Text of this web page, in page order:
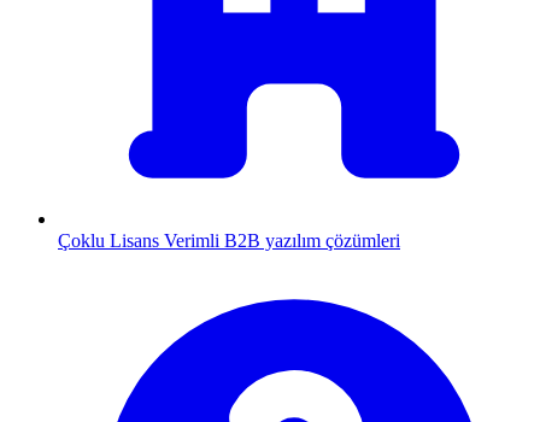
Çoklu Lisans Verimli B2B yazılım çözümleri